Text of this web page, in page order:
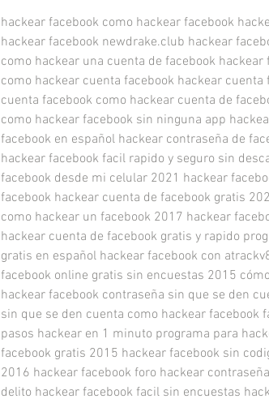
hackear facebook como hackear facebook
hackear facebook newdrake.club hackear
como hackear una cuenta de facebook
como hackear cuenta facebook hackear
cuenta facebook como hackear cuenta de
como hackear facebook sin ninguna app
facebook en español hackear contraseña de
hackear facebook facil rapido y seguro sin
facebook desde mi celular 2021 hackear
facebook hackear cuenta de facebook gratis
como hackear un facebook 2017 hackear
hackear cuenta de facebook gratis y rapido
gratis en español hackear facebook con
facebook online gratis sin encuestas 2015
hackear facebook contraseña sin que se den
sin que se den cuenta como hackear facebook
pasos hackear en 1 minuto programa para
facebook gratis 2015 hackear facebook sin
2016 hackear facebook foro hackear
delito hackear facebook facil sin encuestas